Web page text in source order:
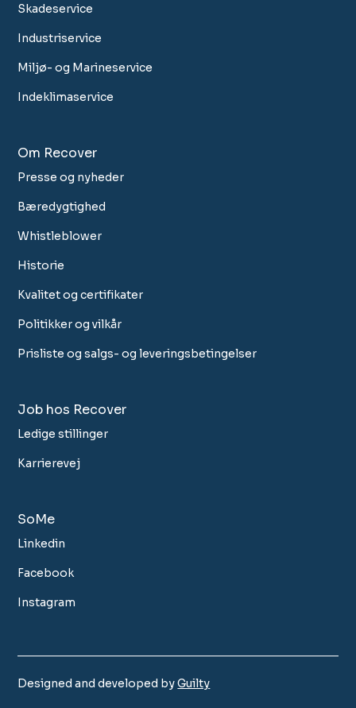
Skadeservice
Industriservice
Miljø- og Marineservice
Indeklimaservice
Om Recover
Presse og nyheder
Bæredygtighed
Whistleblower
Historie
Kvalitet og certifikater
Politikker og vilkår
Prisliste og salgs- og leveringsbetingelser
Job hos Recover
Ledige stillinger
Karrierevej
SoMe
Linkedin
Facebook
Instagram
Designed and developed byGuilty